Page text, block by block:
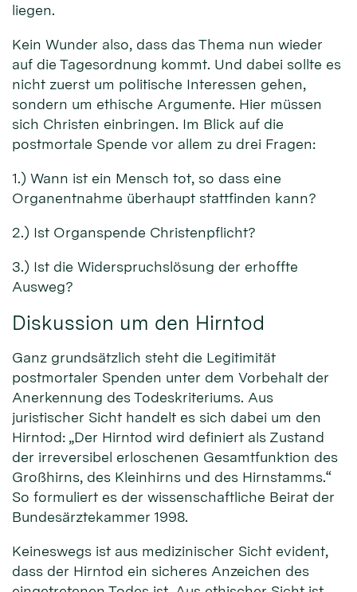
liegen.
Kein Wunder also, dass das Thema nun wieder
auf die Tagesordnung kommt. Und dabei sollte es
nicht zuerst um politische Interessen gehen,
sondern um ethische Argumente. Hier müssen
sich Christen einbringen. Im Blick auf die
postmortale Spende vor allem zu drei Fragen:
1.) Wann ist ein Mensch tot, so dass eine
Organentnahme überhaupt stattfinden kann?
2.) Ist Organspende Christenpflicht?
3.) Ist die Widerspruchslösung der erhoffte
Ausweg?
Diskussion um den Hirntod
Ganz grundsätzlich steht die Legitimität
postmortaler Spenden unter dem Vorbehalt der
Anerkennung des Todeskriteriums. Aus
juristischer Sicht handelt es sich dabei um den
Hirntod: „Der Hirntod wird definiert als Zustand
der irreversibel erloschenen Gesamtfunktion des
Großhirns, des Kleinhirns und des Hirnstamms.“
So formuliert es der wissenschaftliche Beirat der
Bundesärztekammer 1998.
Keineswegs ist aus medizinischer Sicht evident,
dass der Hirntod ein sicheres Anzeichen des